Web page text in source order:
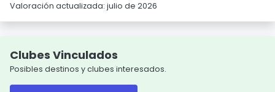
Valoración actualizada: julio de 2026
Clubes Vinculados
Posibles destinos y clubes interesados.